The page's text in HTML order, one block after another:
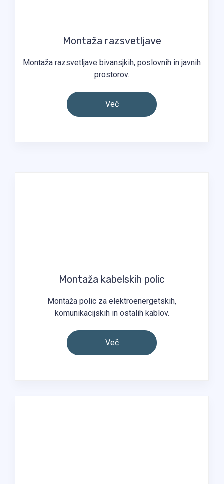
Montaža razsvetljave​
Montaža razsvetljave bivansjkih, poslovnih in javnih
prostorov.
Več
Montaža kabelskih polic
Montaža polic za elektroenergetskih,
komunikacijskih in ostalih kablov.
Več
Brezplačen razgovor
Rezervirajte termin za brezplačen razgovor. Nazaj vas